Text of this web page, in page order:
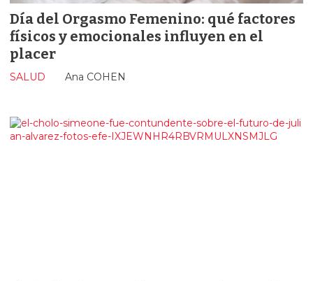
Día del Orgasmo Femenino: qué factores
físicos y emocionales influyen en el
placer
Ana COHEN
SALUD